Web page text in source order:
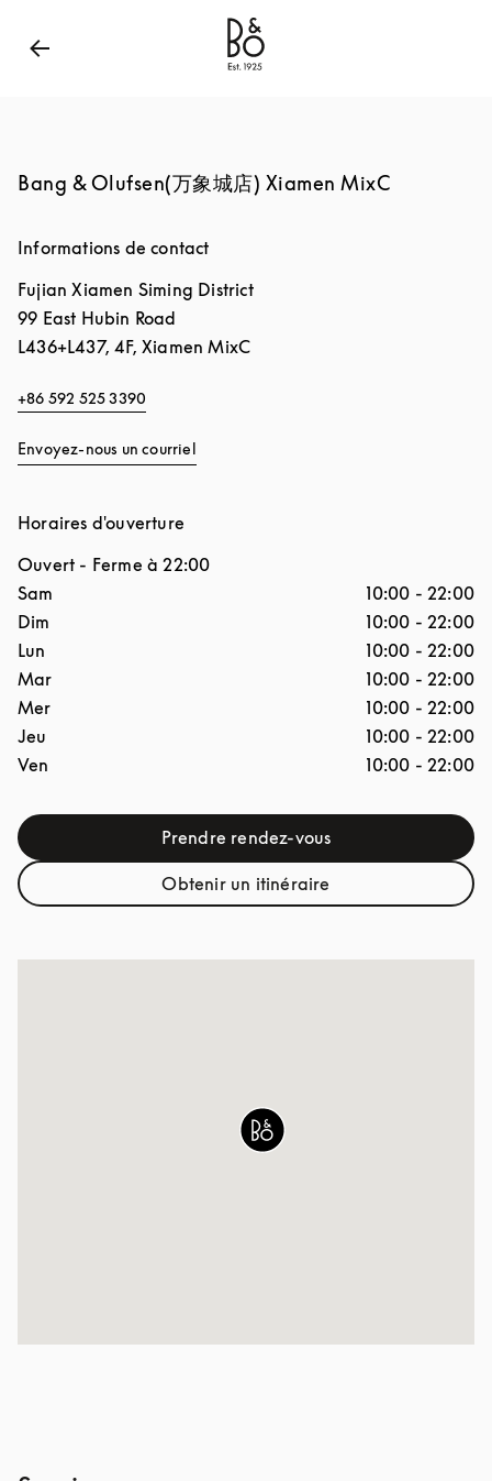
Bang & Olufsen - Exist to Create
Bang & Olufsen(万象城店) Xiamen MixC
Informations de contact
Fujian Xiamen Siming District
99 East Hubin Road
L436+L437, 4F, Xiamen MixC
+86 592 525 3390
Envoyez-nous un courriel
Horaires d'ouverture
Ouvert - Ferme à 22:00
Jour de la semaine
Sam 10:00 - 22:00
Dim
10:00 - 22:00
Lun
10:00 - 22:00
Mar
10:00 - 22:00
Mer
10:00 - 22:00
Jeu
10:00 - 22:00
Ven
10:00 - 22:00
Prendre rendez-vousLink Opens in New Tab
Obtenir un itinéraireLink Opens in New Tab